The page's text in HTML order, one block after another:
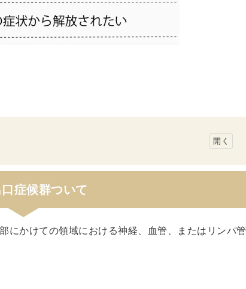
症候群ついて
にかけての領域における神経、血管、またはリンパ管